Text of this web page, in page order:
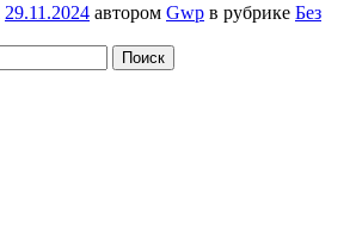
29.11.2024 автором Gwp в рубрике Без